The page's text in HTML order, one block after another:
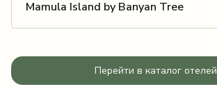
Mamula Island by Banyan Tree
Перейти в каталог отелей